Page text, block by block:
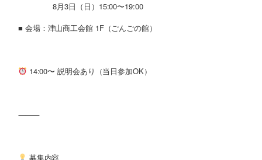
8月3日（日）15:00〜19:00
■ 会場：津山商工会館 1F（ごんごの館）
14:00〜 説明会あり（当日参加OK）
⸻
募集内容